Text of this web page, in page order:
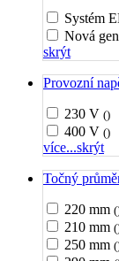
Systém
Nová
skrýt
Provozní
230 V ()
400 V ()
více...skrýt
Točný
220 mm
210 mm
250 mm